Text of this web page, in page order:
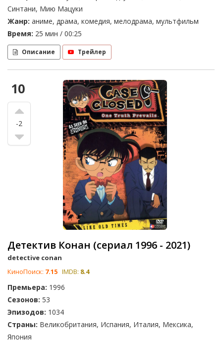
Синтани, Мию Мацуки
Жанр: аниме, драма, комедия, мелодрама, мультфильм
Время: 25 мин / 00:25
Описание Трейлер
10
-2
Детектив Конан (сериал 1996 - 2021)
detective conan
КиноПоиск: 7.15 IMDB: 8.4
Премьера: 1996
Сезонов: 53
Эпизодов: 1034
Страны: Великобритания, Испания, Италия, Мексика,
Япония